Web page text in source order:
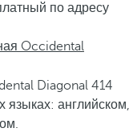
по адресу
Occidental
Diagonal 414
английском,